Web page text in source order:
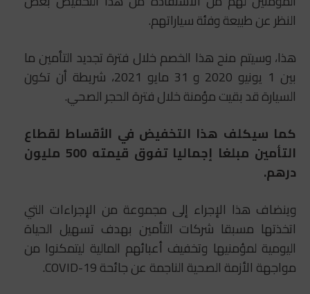
النظر عن طبيعة وفئة سياراتهم.
هذا، وسيتم منح هذا الخصم خلال فترة تجديد التأمين ما
بين 1 يونيو 2020 و 31 مايو 2021، شريطة أن تكون
السيارة قد بقيت مؤمنة خلال فترة الحجر الصحي.
كما سيكلف هذا التخفيض في الأقساط لقطاع
التأمين مبلغا إجماليا تفوق قيمته 500 مليون
درهم.
وينضاف هذا الإجراء إلى مجموعة من الإجراءات التي
اتخذتها مسبقا شركات التأمين بهدف تسهيل الحياة
اليومية لمؤمنيها وتخفيف أعبائهم المالية ليتمكنوا من
مواجهة الأزمة الصحية الناجمة عن جائحة COVID-19.